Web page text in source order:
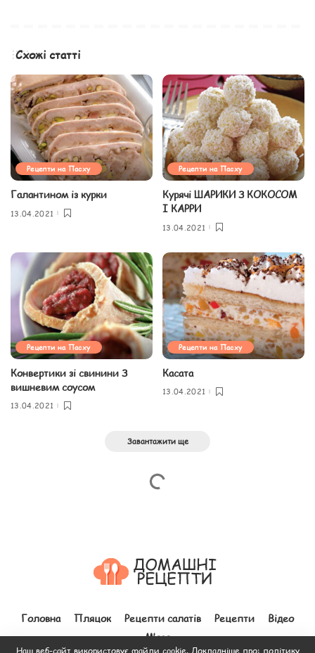
Схожі статті
Рецепти на Пасху
Галантином із курки
13.04.2021
Рецепти на Пасху
Курячі ШАРИКИ З КОКОСОМ
І КАРРИ
13.04.2021
Рецепти на Пасху
Конвертики зі свинини З
вишневим соусом
13.04.2021
Рецепти на Пасху
Касата
13.04.2021
Завантажити ще
Головна Пляцок Рецепти салатів Рецепти
Відео
М’ясо
Наш веб-сайт використовує файли cookie. Докладніше про: політику